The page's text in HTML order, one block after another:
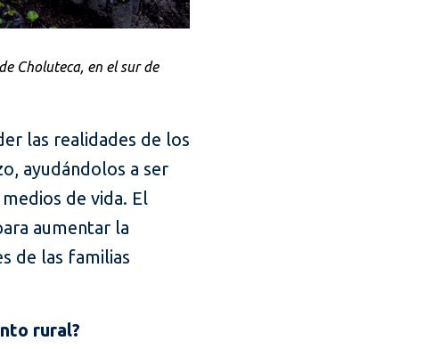
Choluteca, en el sur de
las realidades de los
ayudándolos a ser
de vida. El
aumentar la
de las familias
rural?